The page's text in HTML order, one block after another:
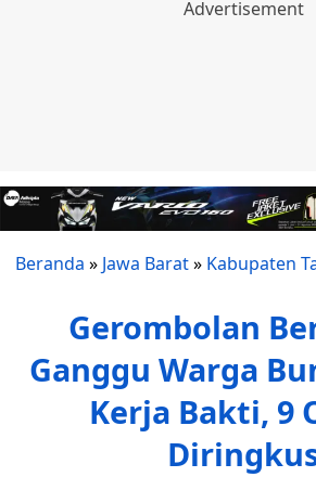
Beranda » Jawa Barat» Kabupaten
Gerombolan
Ganggu Warga
Kerja Bakti, 9